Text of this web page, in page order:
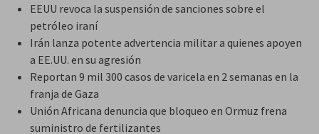
EEUU revoca la suspensión de sanciones sobre el
petróleo iraní
Irán lanza potente advertencia militar a quienes apoyen
a EE.UU. en su agresión
Reportan 9 mil 300 casos de varicela en 2 semanas en la
franja de Gaza
Unión Africana denuncia que bloqueo en Ormuz frena
suministro de fertilizantes